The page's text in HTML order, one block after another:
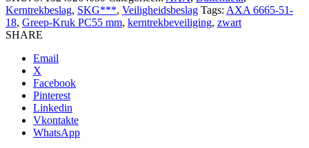
Kerntrekbeslag, SKG***, Veiligheidsbeslag Tags: AXA 6665-51-
18, Greep-Kruk PC55 mm, kerntrekbeveiliging, zwart
SHARE
Email
X
Facebook
Pinterest
Linkedin
Vkontakte
WhatsApp